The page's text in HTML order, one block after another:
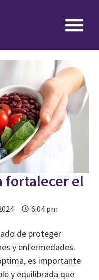
fortalecer el
6:04 pm
de proteger
y enfermedades.
es importante
y equilibrada que